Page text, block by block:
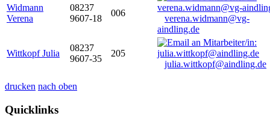
Widmann
Verena
08237
9607-18
006
verena.widmann@vg-
aindling.de
Wittkopf Julia
08237
9607-35
205
julia.wittkopf@aindling.de
drucken nach oben
Quicklinks